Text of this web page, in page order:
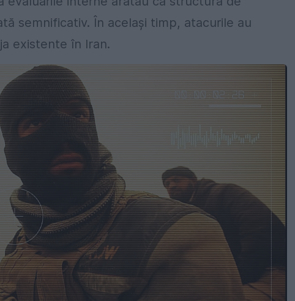
semnificativ. În același timp, atacurile au
existente în Iran.